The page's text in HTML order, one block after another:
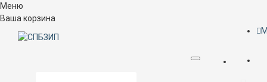
Меню
Ваша корзина